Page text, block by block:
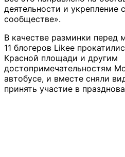
деятельности и укрепление
сообществе».
В качестве разминки перед
11 блогеров Likee
Красной площади и другим
достопримечательностям
автобусе, и вместе сняли
принять участие в